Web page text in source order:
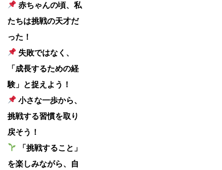
赤ちゃんの頃、私
たちは挑戦の天才だ
った！
失敗ではなく、
「成長するための経
験」と捉えよう！
小さな一歩から、
挑戦する習慣を取り
戻そう！
「挑戦すること」
を楽しみながら、自